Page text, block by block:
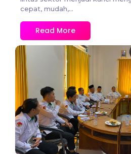
cepat, mudah,...
Read More
No